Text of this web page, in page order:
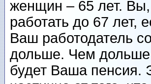
женщин – 65 лет.
работать до 67 лет,
Ваш работодатель
дольше. Чем
будет Ваша пенсия.